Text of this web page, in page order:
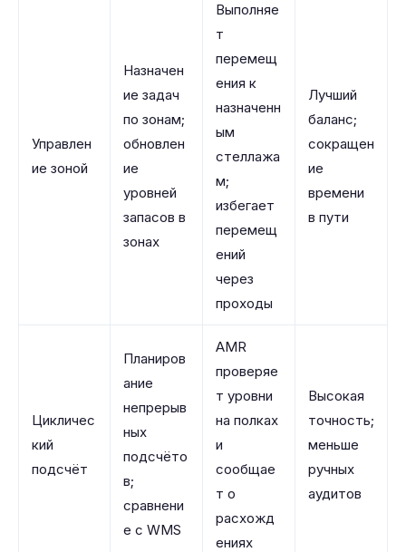
Управлен
ие зоной
Назначен
ие задач
по зонам;
обновлен
ие
уровней
запасов в
зонах
Выполняе
т
перемещ
ения к
назначенн
ым
стеллажа
м;
избегает
перемещ
ений
через
проходы
Лучший
баланс;
сокращен
ие
времени
в пути
Цикличес
кий
подсчёт
Планиров
ание
непрерыв
ных
подсчёто
в;
сравнени
е с WMS
AMR
проверяе
т уровни
на полках
и
сообщае
т о
расхожд
ениях
Высокая
точность;
меньше
ручных
аудитов